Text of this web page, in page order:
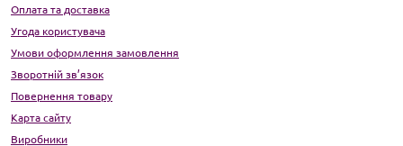
Оплата та доставка
Угода користувача
Умови оформлення замовлення
Зворотній зв’язок
Повернення товару
Карта сайту
Виробники